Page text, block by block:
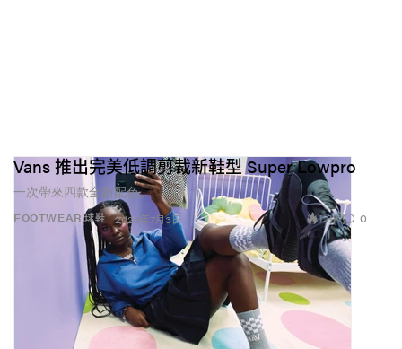
FOOTWEAR 球鞋
Vans 推出完美低調剪裁新鞋型 Super Lowpro
一次帶來四款全新配色。
2026年7月3日 1.8K 0